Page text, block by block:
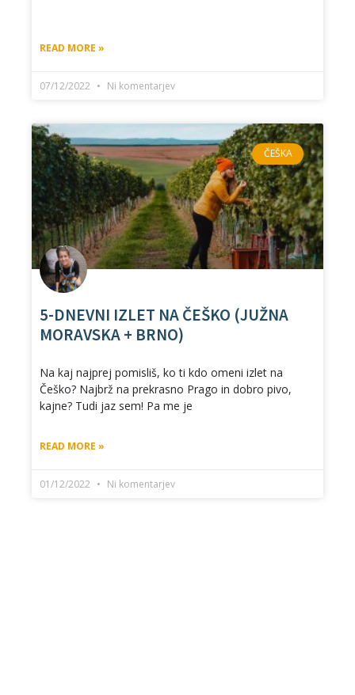
READ MORE »
07/12/2022 Ni komentarjev
ČEŠKA
5-DNEVNI IZLET NA ČEŠKO (JUŽNA
MORAVSKA + BRNO)
Na kaj najprej pomisliš, ko ti kdo omeni izlet na
Češko? Najbrž na prekrasno Prago in dobro pivo,
kajne? Tudi jaz sem! Pa me je
READ MORE »
01/12/2022 Ni komentarjev